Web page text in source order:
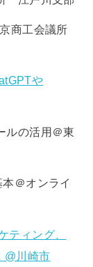
商工会議所
や
ルの活用＠東
＠オンライ
ティング、
@川崎市